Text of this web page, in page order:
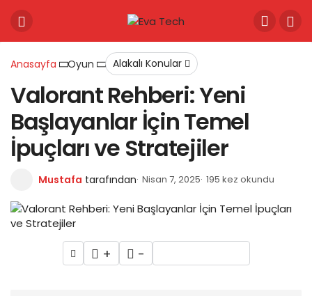
Anasayfa Oyun Alakalı Konular
Valorant Rehberi: Yeni
Başlayanlar İçin Temel
İpuçları ve Stratejiler
Mustafa tarafından Nisan 7, 2025 195 kez okundu
+ -